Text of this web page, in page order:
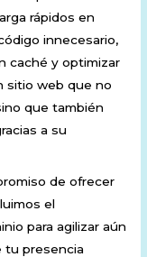
rápidos en
innecesario,
caché y optimizar
sitio web que no
que también
a su
de ofrecer
el
para agilizar aún
tu presencia